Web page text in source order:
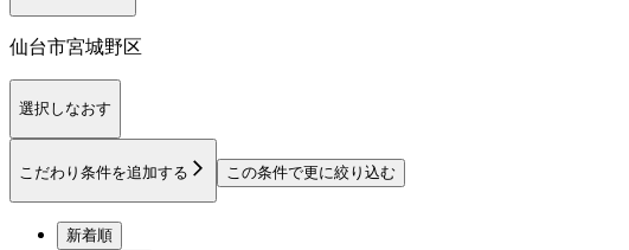
仙台市宮城野区
選択しなおす
こだわり条件を追加する この条件で更に絞り込む
新着順